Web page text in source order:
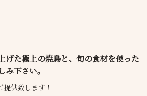
げた極上の焼鳥と、旬の食材を使った
み下さい。
供致します！